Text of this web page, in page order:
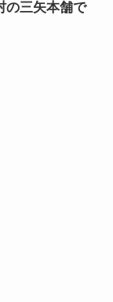
の三矢本舗で